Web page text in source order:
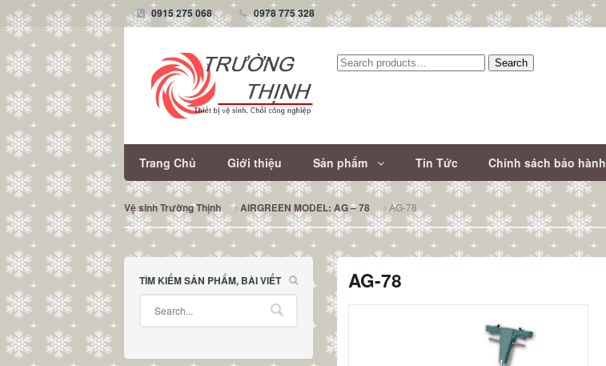
0915 275 068 0978 775 328
Tìm
Search
Trang Chủ Giới thiệu Sản phẩm Tin Tức Chính sách bảo hành
Vệ sinh Trường Thịnh AIRGREEN MODEL: AG – 78 AG-78
AG-78
TÌM KIẾM SẢN PHẨM, BÀI VIẾT